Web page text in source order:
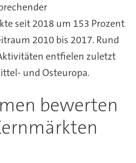
seit 2018 um 153 Prozent
2010 bis 2017. Rund
entfielen zuletzt
und Osteuropa.
bewerten